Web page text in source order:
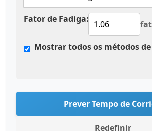
Fator de Fadiga:
Mostrar todos os métodos
Prever Tempo de
Redefinir